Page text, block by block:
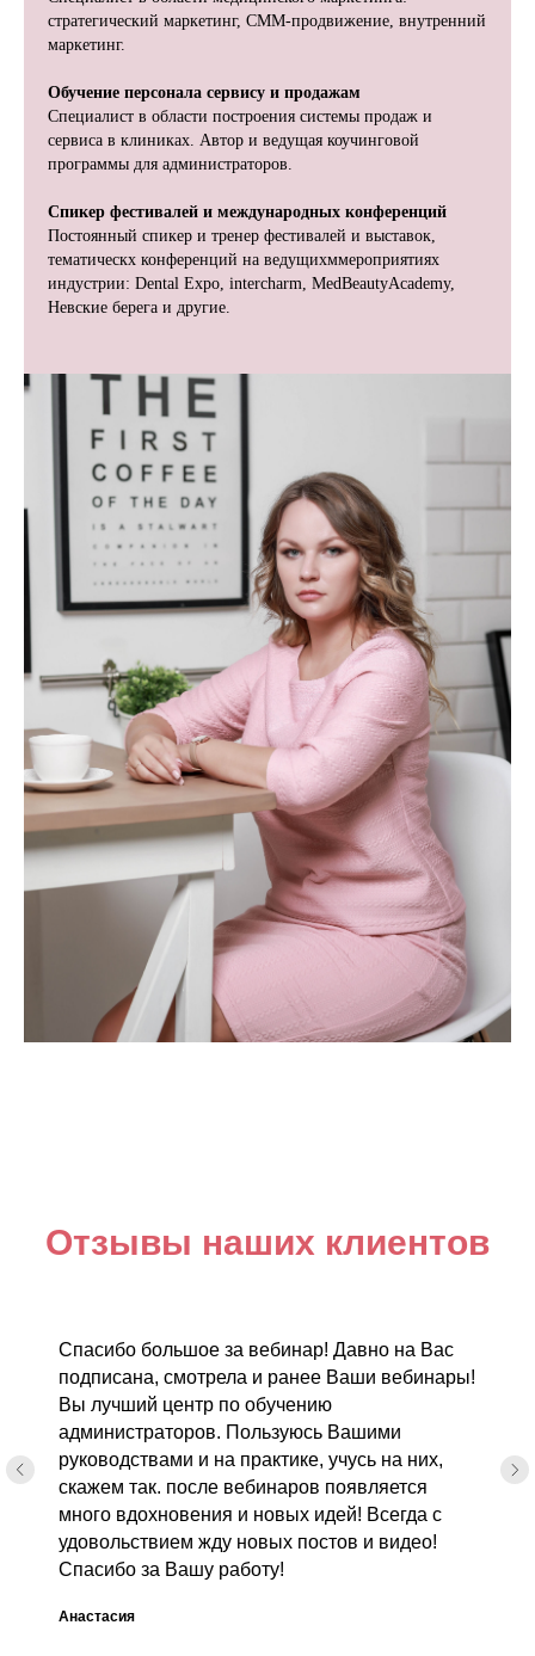
стратегический маркетинг, СММ-продвижение, внутренний
маркетинг.
Обучение персонала сервису и продажам
Специалист в области построения системы продаж и
сервиса в клиниках. Автор и ведущая коучинговой
программы для администраторов.
Спикер фестивалей и международных конференций
Постоянный спикер и тренер фестивалей и выставок,
тематическх конференций на ведущихммероприятиях
индустрии: Dental Expo, intercharm, MedBeautyAcademy,
Невские берега и другие.
Отзывы наших клиентов
Спасибо большое за вебинар! Давно на Вас
подписана, смотрела и ранее Ваши вебинары!
Вы лучший центр по обучению
администраторов. Пользуюсь Вашими
руководствами и на практике, учусь на них,
скажем так. после вебинаров появляется
много вдохновения и новых идей! Всегда с
удовольствием жду новых постов и видео!
Спасибо за Вашу работу!
Анастасия